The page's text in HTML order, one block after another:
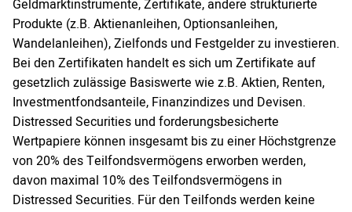
Geldmarktinstrumente, Zertifikate, andere strukturierte
Produkte (z.B. Aktienanleihen, Optionsanleihen,
Wandelanleihen), Zielfonds und Festgelder zu investieren.
Bei den Zertifikaten handelt es sich um Zertifikate auf
gesetzlich zulässige Basiswerte wie z.B. Aktien, Renten,
Investmentfondsanteile, Finanzindizes und Devisen.
Distressed Securities und forderungsbesicherte
Wertpapiere können insgesamt bis zu einer Höchstgrenze
von 20% des Teilfondsvermögens erworben werden,
davon maximal 10% des Teilfondsvermögens in
Distressed Securities. Für den Teilfonds werden keine